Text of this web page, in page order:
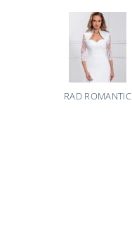
RAD ROMANTIC